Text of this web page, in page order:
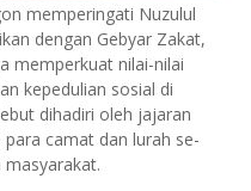
memperingati Nuzulul
dengan Gebyar Zakat,
memperkuat nilai-nilai
kepedulian sosial di
dihadiri oleh jajaran
camat dan lurah se-